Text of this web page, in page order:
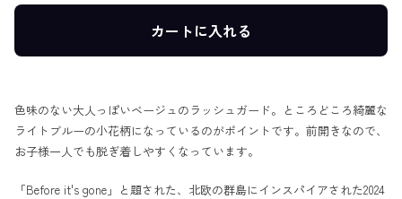
カートに入れる
色味のない大人っぽいベージュのラッシュガード。ところどころ綺麗な
ライトブルーの小花柄になっているのがポイントです。前開きなので、
お子様一人でも脱ぎ着しやすくなっています。
「Before it's gone」と題された、北欧の群島にインスパイアされた2024